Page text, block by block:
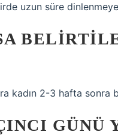
uzun süre
kadın 2-3 hafta sonra
GÜNÜ